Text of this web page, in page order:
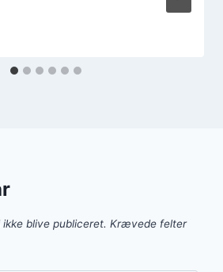
blive publiceret. Krævede felter